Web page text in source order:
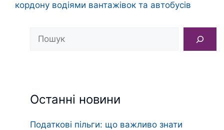
кордону водіями вантажівок та автобусів
Пошук
Останні новини
Податкові пільги: що важливо знати